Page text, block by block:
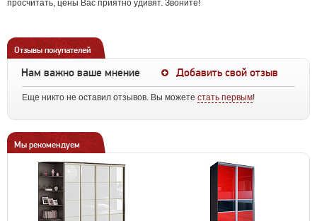
просчитать, цены Вас приятно удивят. Звоните!
Отзывы покупателей
Нам важно ваше мнение Добавить свой отзыв
Еще никто не оставил отзывов. Вы можете стать первым!
Мы рекомендуем